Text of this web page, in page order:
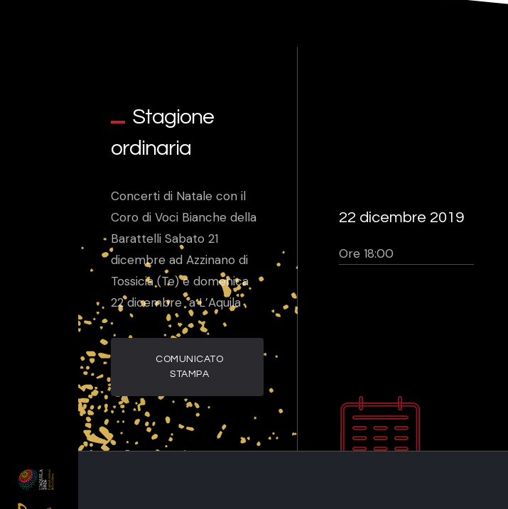
Stagione
ordinaria
Concerti di Natale con il
Coro di Voci Bianche della
Barattelli Sabato 21
dicembre ad Azzinano di
Tossicia (Te) e domenica
22 dicembre a L’Aquila
COMUNICATO
STAMPA
22 dicembre 2019
Ore 18:00